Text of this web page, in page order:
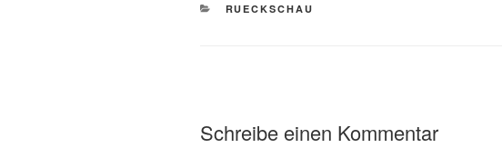
KATEGORIEN
RUECKSCHAU
Schreibe einen Kommentar